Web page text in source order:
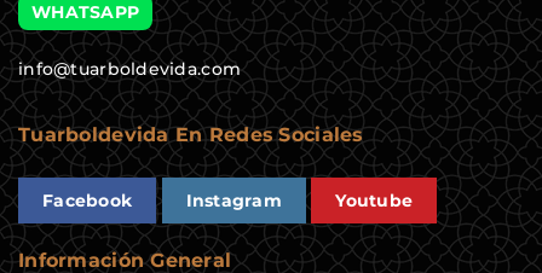
WHATSAPP
info@tuarboldevida.com
Tuarboldevida En Redes Sociales
Facebook Instagram Youtube
Información General